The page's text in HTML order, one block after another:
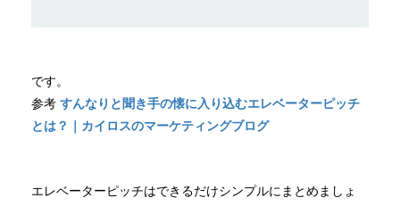
です。
参考 すんなりと聞き手の懐に入り込むエレベーターピッチ
とは？｜カイロスのマーケティングブログ
エレベーターピッチはできるだけシンプルにまとめましょ